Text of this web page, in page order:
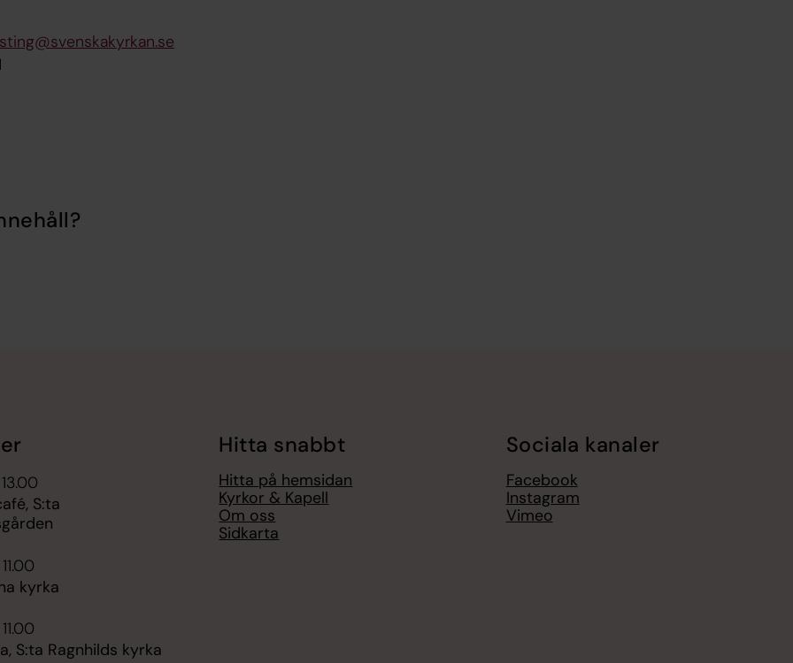
S:ta
kyrka
S:ta Ragnhilds kyrka
Hitta snabbt
Hitta på hemsidan
Kyrkor & Kapell
Om oss
Sidkarta
Sociala kanaler
Facebook
Instagram
Vimeo